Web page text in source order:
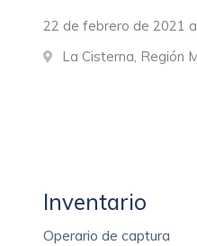
22 de febrero de 2021
La Cisterna, Región
Inventario
Operario de captura